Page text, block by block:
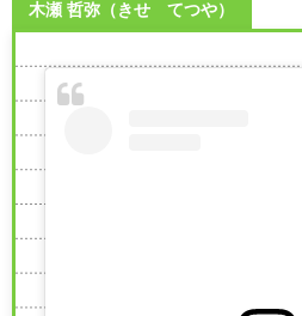
木瀬 哲弥（きせ てつや）